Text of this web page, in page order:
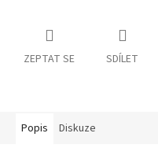
ZEPTAT SE SDÍLET
Popis Diskuze